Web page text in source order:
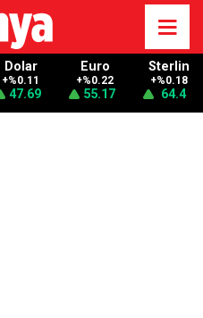
Dolar
+%0.11
47.69
Euro
+%0.22
55.17
Sterlin
+%0.18
64.4